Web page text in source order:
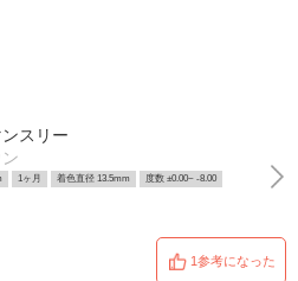
スリー
1ヶ月 着色直径 13.5mm 度数 ±0.00~ -8.00
1参考になった